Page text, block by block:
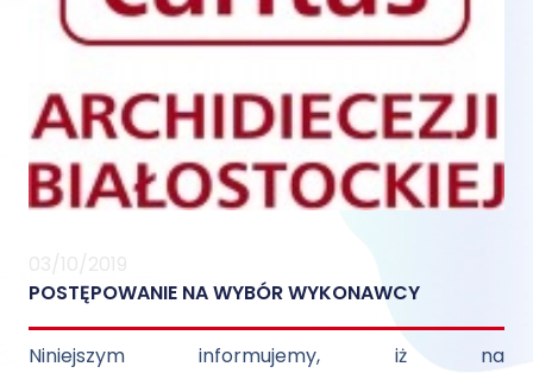
POSTĘPOWANIE NA WYBÓR WYKONAWCY
Niniejszym informujemy, iż na